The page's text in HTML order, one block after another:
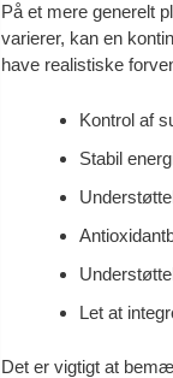
På et mere generelt
varierer, kan en
have realistiske
Kontrol af
Stabil
Let at
Det er vigtigt at